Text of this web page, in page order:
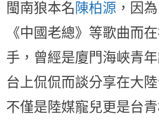
閩南狼本名陳柏源 ，因
《中國老總》等歌曲而
手，曾經是廈門海峽青
台上侃侃而談分享在大
不僅是陸媒寵兒更是台